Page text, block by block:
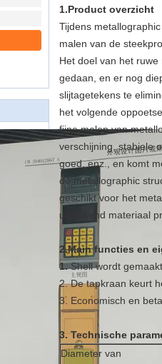
1.Product overzicht
Tijdens
malen van de
Het doel van het
gedaan, en er nog
slijtagetekens te
het volgende
fijne malen van
verschijning, stabiele
goed, enz., en komt
de metallographic
geschikt voor het
uitstekend materiaal
2.Main functies en
1.Shell wordt
2. De tapkraan keurt
3. Economisch en
3. Technische
Diameter van